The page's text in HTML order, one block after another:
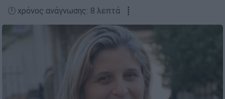
🕛 χρόνος ανάγνωσης: 8 λεπτά ┋